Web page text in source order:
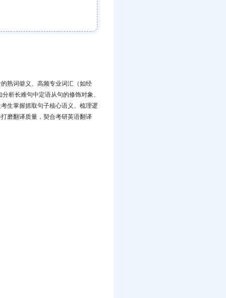
熟词僻义、高频专业词汇（如经
析长难句中定语从句的修饰对象、
生掌握抓取句子核心语义、梳理逻
磨翻译质量，契合考研英语翻译